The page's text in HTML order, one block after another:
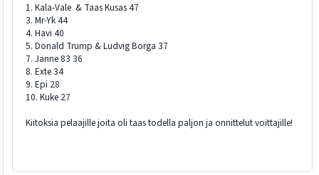
1. Kala-Vale & Taas Kusas 47
3. Mr-Yk 44
4. Havi 40
5. Donald Trump & Ludvig Borga 37
7. Janne 83 36
8. Exte 34
9. Epi 28
10. Kuke 27
Kiitoksia pelaajille joita oli taas todella paljon ja onnittelut voittajille!